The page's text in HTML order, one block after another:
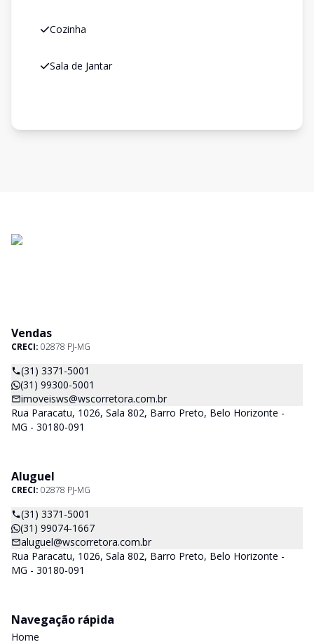
Cozinha
Sala de Jantar
Vendas
CRECI: 02878 PJ-MG
(31) 3371-5001
(31) 99300-5001
imoveisws@wscorretora.com.br
Rua Paracatu, 1026, Sala 802, Barro Preto, Belo Horizonte -
MG - 30180-091
Aluguel
CRECI: 02878 PJ-MG
(31) 3371-5001
(31) 99074-1667
aluguel@wscorretora.com.br
Rua Paracatu, 1026, Sala 802, Barro Preto, Belo Horizonte -
MG - 30180-091
Navegação rápida
Home